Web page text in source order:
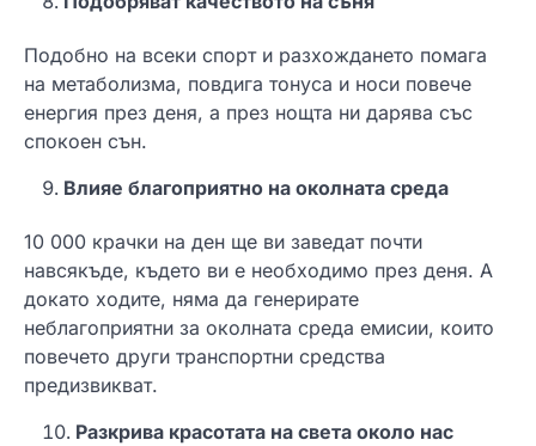
Подобно на всеки спорт и разхождането помага
на метаболизма, повдига тонуса и носи повече
енергия през деня, а през нощта ни дарява със
спокоен сън.
Влияе благоприятно на околната среда
10 000 крачки на ден ще ви заведат почти
навсякъде, където ви е необходимо през деня. А
докато ходите, няма да генерирате
неблагоприятни за околната среда емисии, които
повечето други транспортни средства
предизвикват.
Разкрива красотата на света около нас